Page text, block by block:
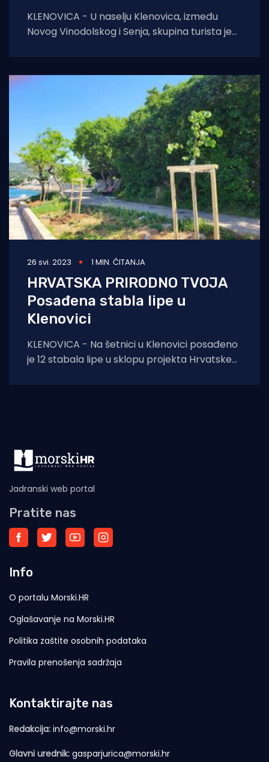
KLENOVICA - U naselju Klenovica, između
Novog Vinodolskog i Senja, skupina turista je
26 svi. 2023 1 MIN. ČITANJA
HRVATSKA PRIRODNO TVOJA
Posađena stabla lipe u
Klenovici
KLENOVICA - Na šetnici u Klenovici posađeno
je 12 stabala lipe u sklopu projekta Hrvatske
Jadranski web portal
Pratite nas
Info
O portalu Morski.HR
Oglašavanje na Morski.HR
Politika zaštite osobnih podataka
Pravila prenošenja sadržaja
Kontaktirajte nas
Redakcija: info@morski.hr
Glavni urednik: gasparjurica@morski.hr